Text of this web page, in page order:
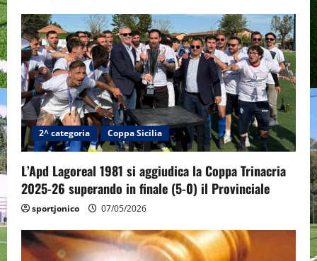
2^ categoria Coppa Sicilia
L’Apd Lagoreal 1981 si aggiudica la Coppa Trinacria
2025-26 superando in finale (5-0) il Provinciale
sportjonico 07/05/2026